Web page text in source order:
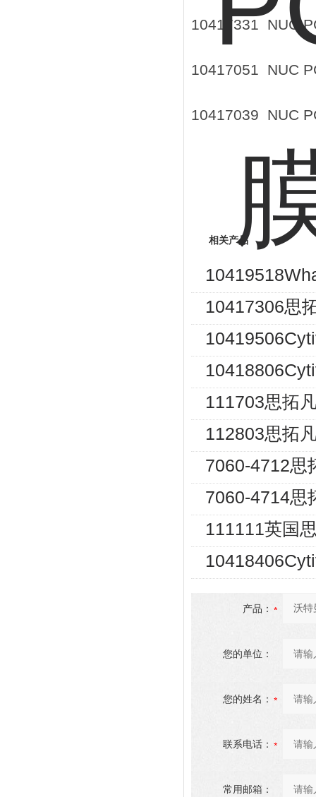
10417331 NUC
10417051 NUC
10417039 NUC
相关产品
10417306思
111703思拓
112803思拓
7060-4712思
7060-4714思
111111英国
产品：
您的单位：
您的姓名：
联系电话：
常用邮箱：